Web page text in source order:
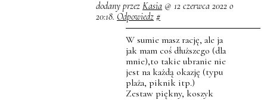
dodany przezKasia @ 12 czerwca 2022 o
20:18. Odpowiedz #
W sumie masz rację, ale ja
jak mam coś dłuższego (dla
mnie),to takie ubranie nie
jest na każdą okazję (typu
plaża, piknik itp.)
Zestaw piękny, koszyk